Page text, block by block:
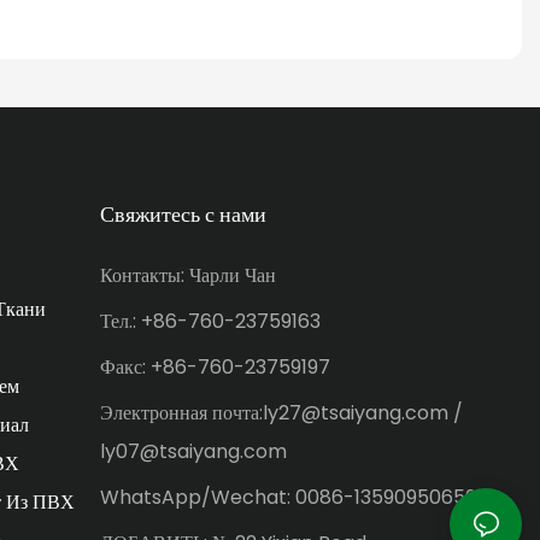
Из ПВХ
Свяжитесь с нами
Контакты: Чарли Чан
Тел.: +86-760-23759163
Факс: +86-760-23759197
Электронная почта:ly27@tsaiyang.com /
ly07@tsaiyang.com
WhatsApp/Wechat: 0086-13590950659